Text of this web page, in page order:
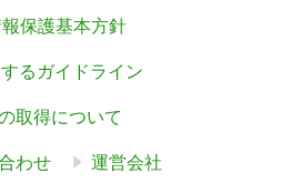
保護基本方針
るガイドライン
取得について
わせ 運営会社